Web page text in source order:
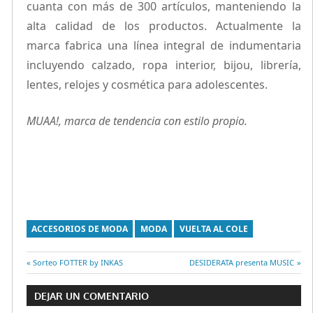
cuanta con más de 300 artículos, manteniendo la
alta calidad de los productos. Actualmente la
marca fabrica una línea integral de indumentaria
incluyendo calzado, ropa interior, bijou, librería,
lentes, relojes y cosmética para adolescentes.
MUAA!, marca de tendencia con estilo propio.
ACCESORIOS DE MODA MODA VUELTA AL COLE
Navegación
Entrada
anterior:
Sorteo FOTTER by INKAS
Entrada
siguiente:
DESIDERATA presenta MUSIC
DEJAR UN COMENTARIO